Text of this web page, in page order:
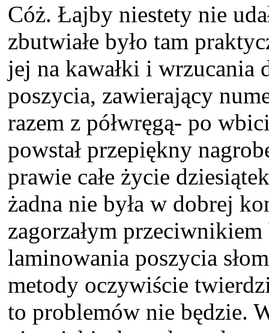
Cóż. Łajby niestety nie
zbutwiałe było tam
jej na kawałki i wrzucania
poszycia, zawierający
razem z półwręgą- po
powstał przepiękny
prawie całe życie
żadna nie była w dobrej
zagorzałym
laminowania poszycia
metody oczywiście
to problemów nie będzie.